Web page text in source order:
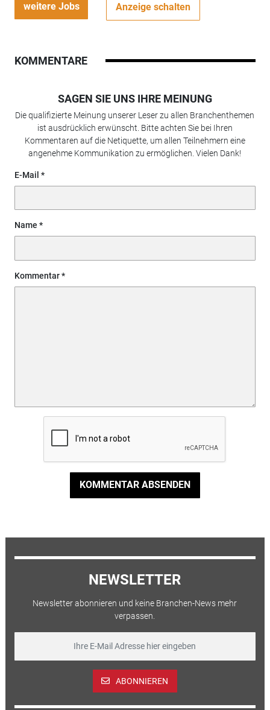
weitere Jobs Anzeige schalten
KOMMENTARE
SAGEN SIE UNS IHRE MEINUNG
Die qualifizierte Meinung unserer Leser zu allen Branchenthemen
ist ausdrücklich erwünscht. Bitte achten Sie bei Ihren
Kommentaren auf die Netiquette, um allen Teilnehmern eine
angenehme Kommunikation zu ermöglichen. Vielen Dank!
E-Mail
Name
Kommentar
KOMMENTAR ABSENDEN
NEWSLETTER
Newsletter abonnieren und keine Branchen-News mehr
verpassen.
ABONNIEREN